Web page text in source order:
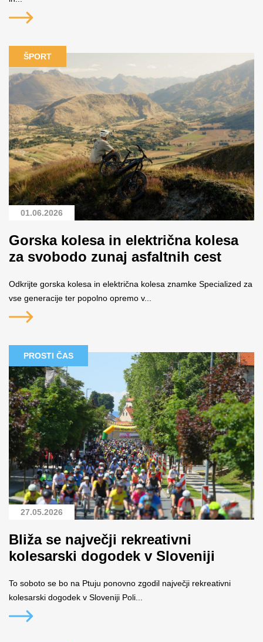
ŠPORT
01.06.2026
Gorska kolesa in električna kolesa
za svobodo zunaj asfaltnih cest
Odkrijte gorska kolesa in električna kolesa znamke Specialized za
vse generacije ter popolno opremo v...
PROSTI ČAS
27.05.2026
Bliža se največji rekreativni
kolesarski dogodek v Sloveniji
To soboto se bo na Ptuju ponovno zgodil največji rekreativni
kolesarski dogodek v Sloveniji Poli...